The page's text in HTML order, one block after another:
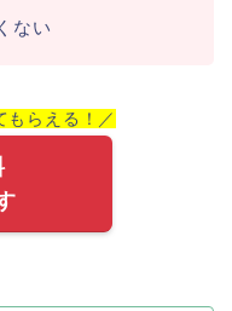
ない
もらえる！／